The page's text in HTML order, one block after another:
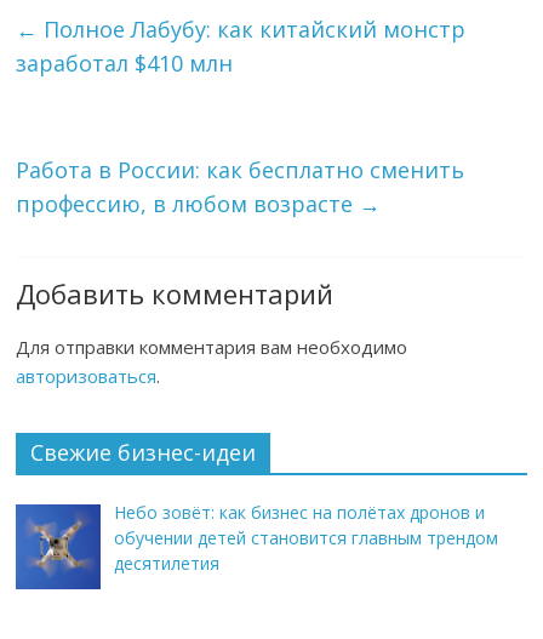
← Полное Лабубу: как китайский монстр
заработал $410 млн
Работа в России: как бесплатно сменить
профессию, в любом возрасте →
Добавить комментарий
Для отправки комментария вам необходимо
авторизоваться.
Свежие бизнес-идеи
Небо зовёт: как бизнес на полётах дронов и
обучении детей становится главным трендом
десятилетия